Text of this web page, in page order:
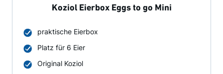
Koziol Eierbox Eggs to go Mini
praktische Eierbox
Platz für 6 Eier
Original Koziol